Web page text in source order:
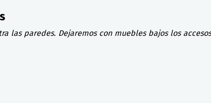
paredes. Dejaremos con muebles bajos los